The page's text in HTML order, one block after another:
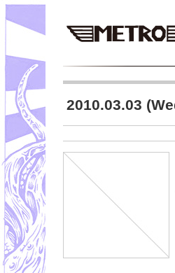
2010.03.03